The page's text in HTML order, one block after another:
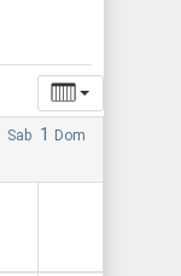
Sab 1 Dom